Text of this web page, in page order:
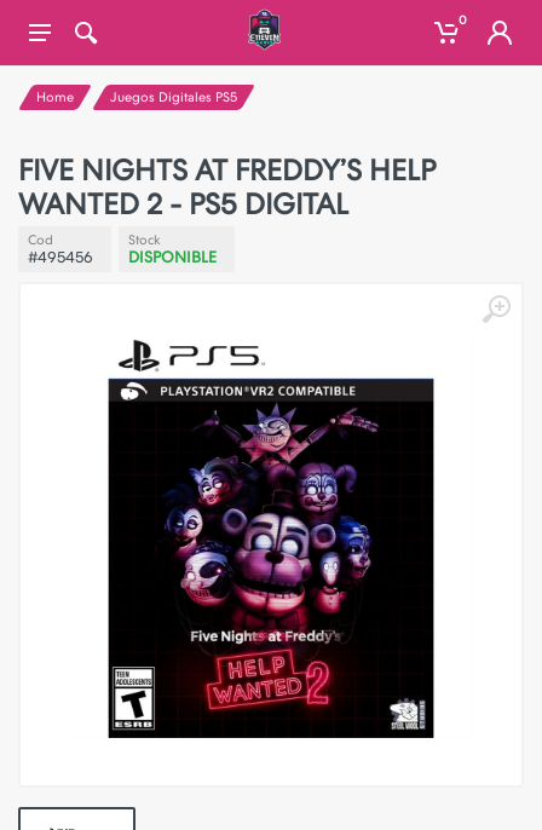
0
Home Juegos Digitales PS5
FIVE NIGHTS AT FREDDY’S HELP
WANTED 2 - PS5 DIGITAL
Cod
#495456
Stock
DISPONIBLE